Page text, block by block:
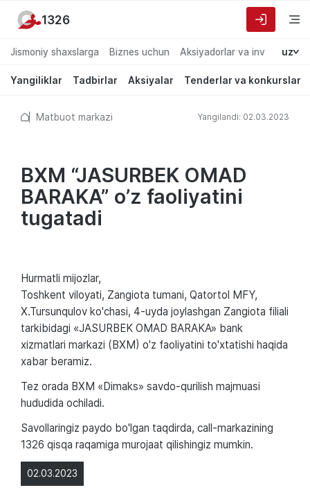
Jismoniy shaxslarga Biznes uchun Aksiyadorlar va investorlarga
uz
Yangiliklar Tadbirlar Aksiyalar Tenderlar va konkurslar
1326
Matbuot markazi Yangilandi: 02.03.2023
BXM “JASURBEK OMAD
BARAKA” o’z faoliyatini
tugatadi
02.03.2023
Hurmatli mijozlar,
Toshkent viloyati, Zangiota tumani, Qatortol MFY,
X.Tursunqulov ko'chasi, 4-uyda joylashgan Zangiota filiali
tarkibidagi «JASURBEK OMAD BARAKA» bank
xizmatlari markazi (BXM) o'z faoliyatini to'xtatishi haqida
xabar beramiz.
Tez orada BXM «Dimaks» savdo-qurilish majmuasi
hududida ochiladi.
Savollaringiz paydo bo'lgan taqdirda, call-markazining
1326 qisqa raqamiga murojaat qilishingiz mumkin.